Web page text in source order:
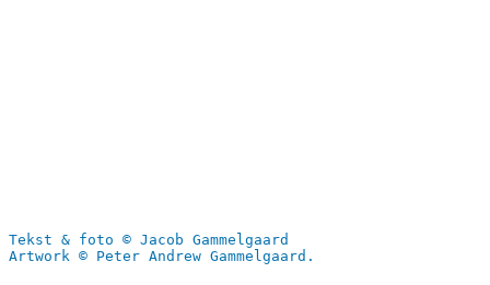
Tekst & foto © Jacob Gammelgaard
Artwork © Peter Andrew Gammelgaard.